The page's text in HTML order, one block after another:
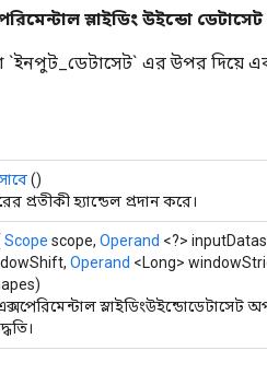
স্লাইডিং উইন্ডো ডেটাসেট
এর উপর দিয়ে
()
প্রতীকী হ্যান্ডেল প্রদান করে।
Scope scope, Operand <?>
Operand <Long>
স্লাইডিংউইন্ডোডেটাসেট